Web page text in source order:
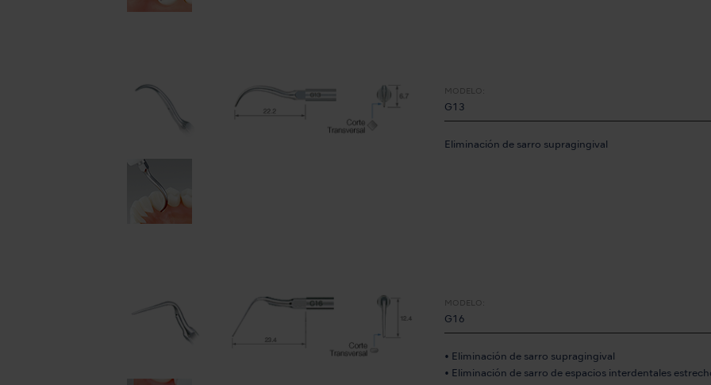
MODELO:
G13
Eliminación de sarro supragingival
MODELO:
G16
• Eliminación de sarro supragingival
• Eliminación de sarro de espacios interdentales